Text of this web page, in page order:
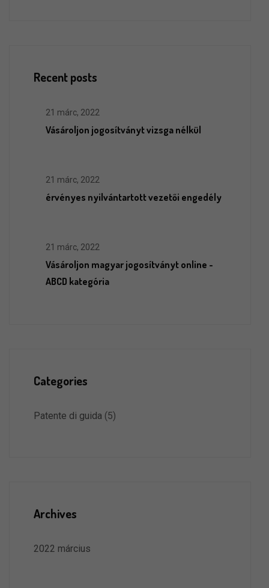
Recent posts
21 márc, 2022
Vásároljon jogosítványt vizsga nélkül
21 márc, 2022
érvényes nyilvántartott vezetői engedély
21 márc, 2022
Vásároljon magyar jogosítványt online -
ABCD kategória
Categories
Patente di guida (5)
Archives
2022 március